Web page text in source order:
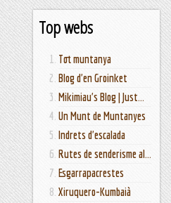
Top webs
Tot muntanya
Blog d'en Groinket
Mikimiau's Blog | Just...
Un Munt de Muntanyes
Indrets d'escalada
Rutes de senderisme al...
Esgarrapacrestes
Xiruquero-Kumbaià